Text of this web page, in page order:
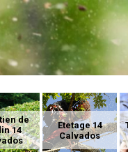
de
14
Etetage 14
Calvados